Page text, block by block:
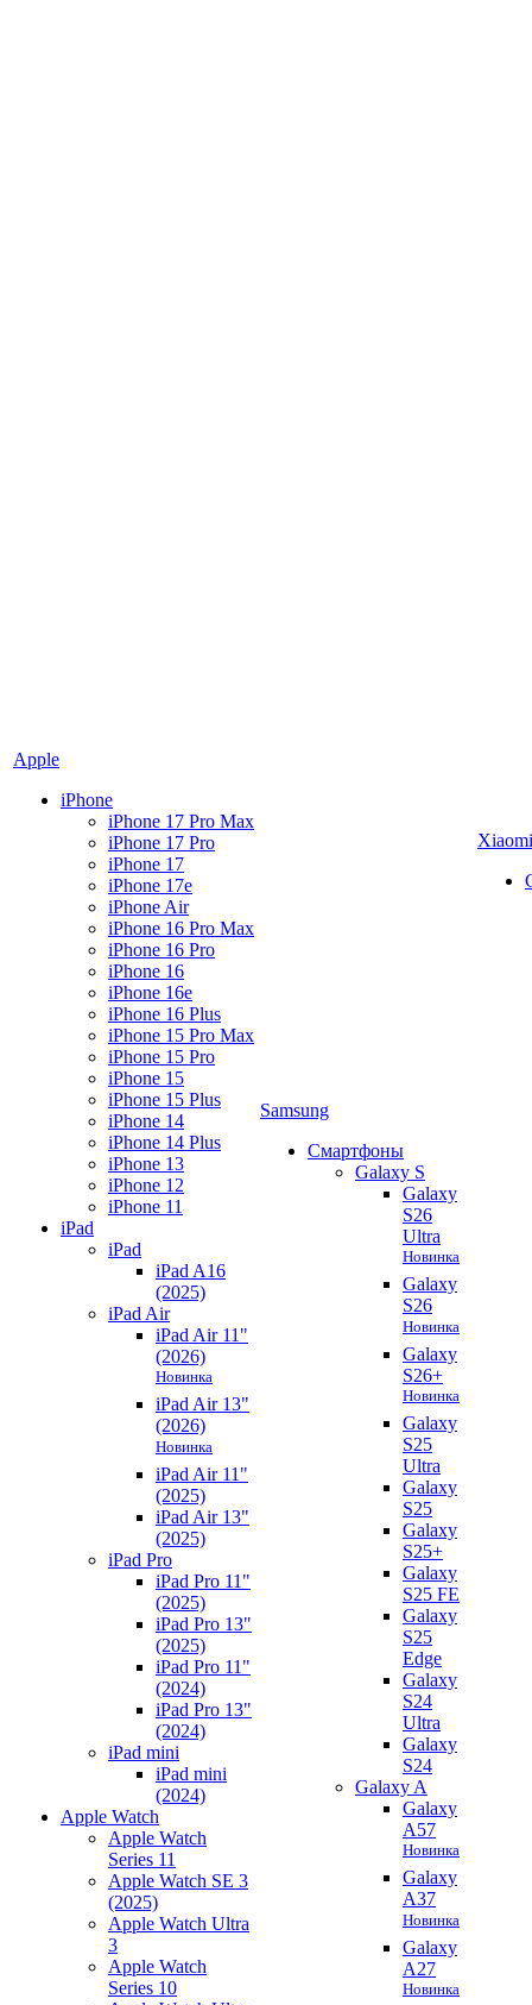
Apple
iPhone
iPhone 17 Pro Max
iPhone 17 Pro
iPhone 17
iPhone 17e
iPhone Air
iPhone 16 Pro Max
iPhone 16 Pro
iPhone 16
iPhone 16e
iPhone 16 Plus
iPhone 15 Pro Max
iPhone 15 Pro
iPhone 15
iPhone 15 Plus
iPhone 14
iPhone 14 Plus
iPhone 13
iPhone 12
iPhone 11
iPad
iPad
iPad A16
(2025)
iPad Air
iPad Air 11"
(2026)
Новинка
iPad Air 13"
(2026)
Новинка
iPad Air 11"
(2025)
iPad Air 13"
(2025)
iPad Pro
iPad Pro 11"
(2025)
iPad Pro 13"
(2025)
iPad Pro 11"
(2024)
iPad Pro 13"
(2024)
iPad mini
iPad mini
(2024)
Apple Watch
Apple Watch
Series 11
Apple Watch SE 3
(2025)
Apple Watch Ultra
3
Apple Watch
Series 10
Samsung
Смартфоны
Galaxy S
Galaxy
S26
Ultra
Новинка
Galaxy
S26
Новинка
Galaxy
S26+
Новинка
Galaxy
S25
Ultra
Galaxy
S25
Galaxy
S25+
Galaxy
S25 FE
Galaxy
S25
Edge
Galaxy
S24
Ultra
Galaxy
S24
Galaxy A
Galaxy
A57
Новинка
Galaxy
A37
Новинка
Galaxy
A27
Новинка
Xiaomi